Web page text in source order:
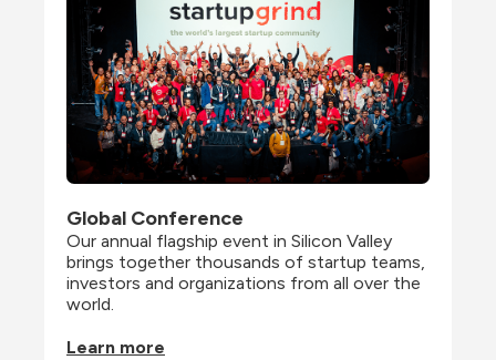
Global Conference
Our annual flagship event in Silicon Valley
brings together thousands of startup teams,
investors and organizations from all over the
world.
Learn more